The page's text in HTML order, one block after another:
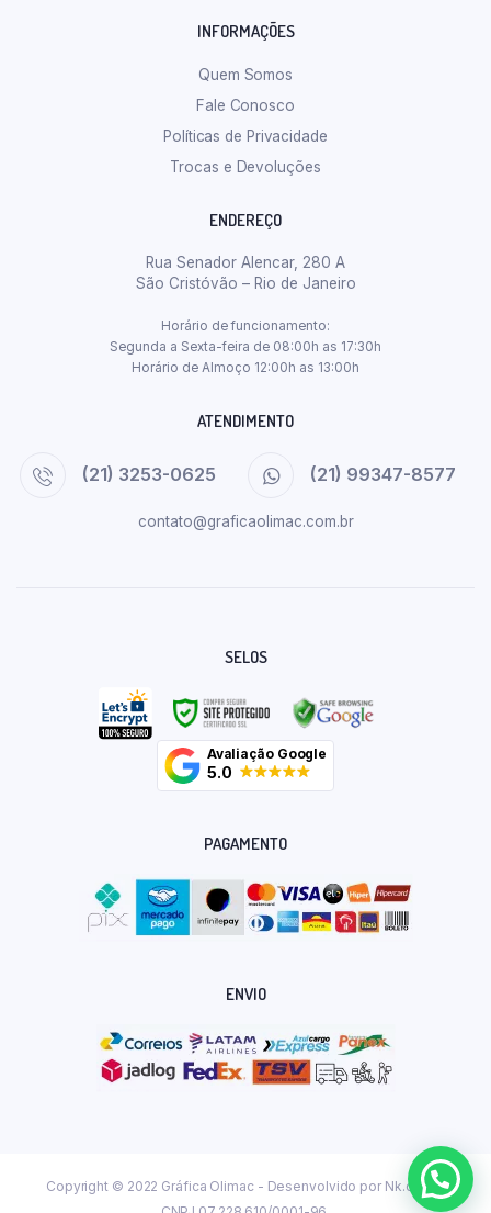
INFORMAÇÕES
Quem Somos
Fale Conosco
Políticas de Privacidade
Trocas e Devoluções
ENDEREÇO
Rua Senador Alencar, 280 A
São Cristóvão – Rio de Janeiro
Horário de funcionamento:
Segunda a Sexta-feira de 08:00h as 17:30h
Horário de Almoço 12:00h as 13:00h
ATENDIMENTO
(21) 3253-0625 (21) 99347-8577
contato@graficaolimac.com.br
SELOS
Avaliação Google
5.0
PAGAMENTO
ENVIO
Copyright © 2022 Gráfica Olimac - Desenvolvido por Nk.dev.br